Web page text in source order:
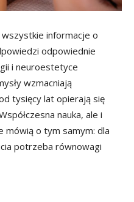
informacje o
odpowiednie
i neuroestetyce
wzmacniają
tysięcy lat opierają się
nauka, ale i
o tym samym: dla
potrzeba równowagi